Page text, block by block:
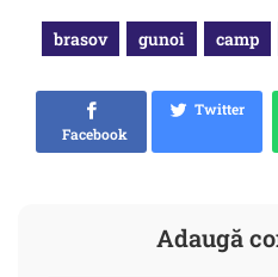
brasov gunoi camp
Facebook
Twitter
Adaugă